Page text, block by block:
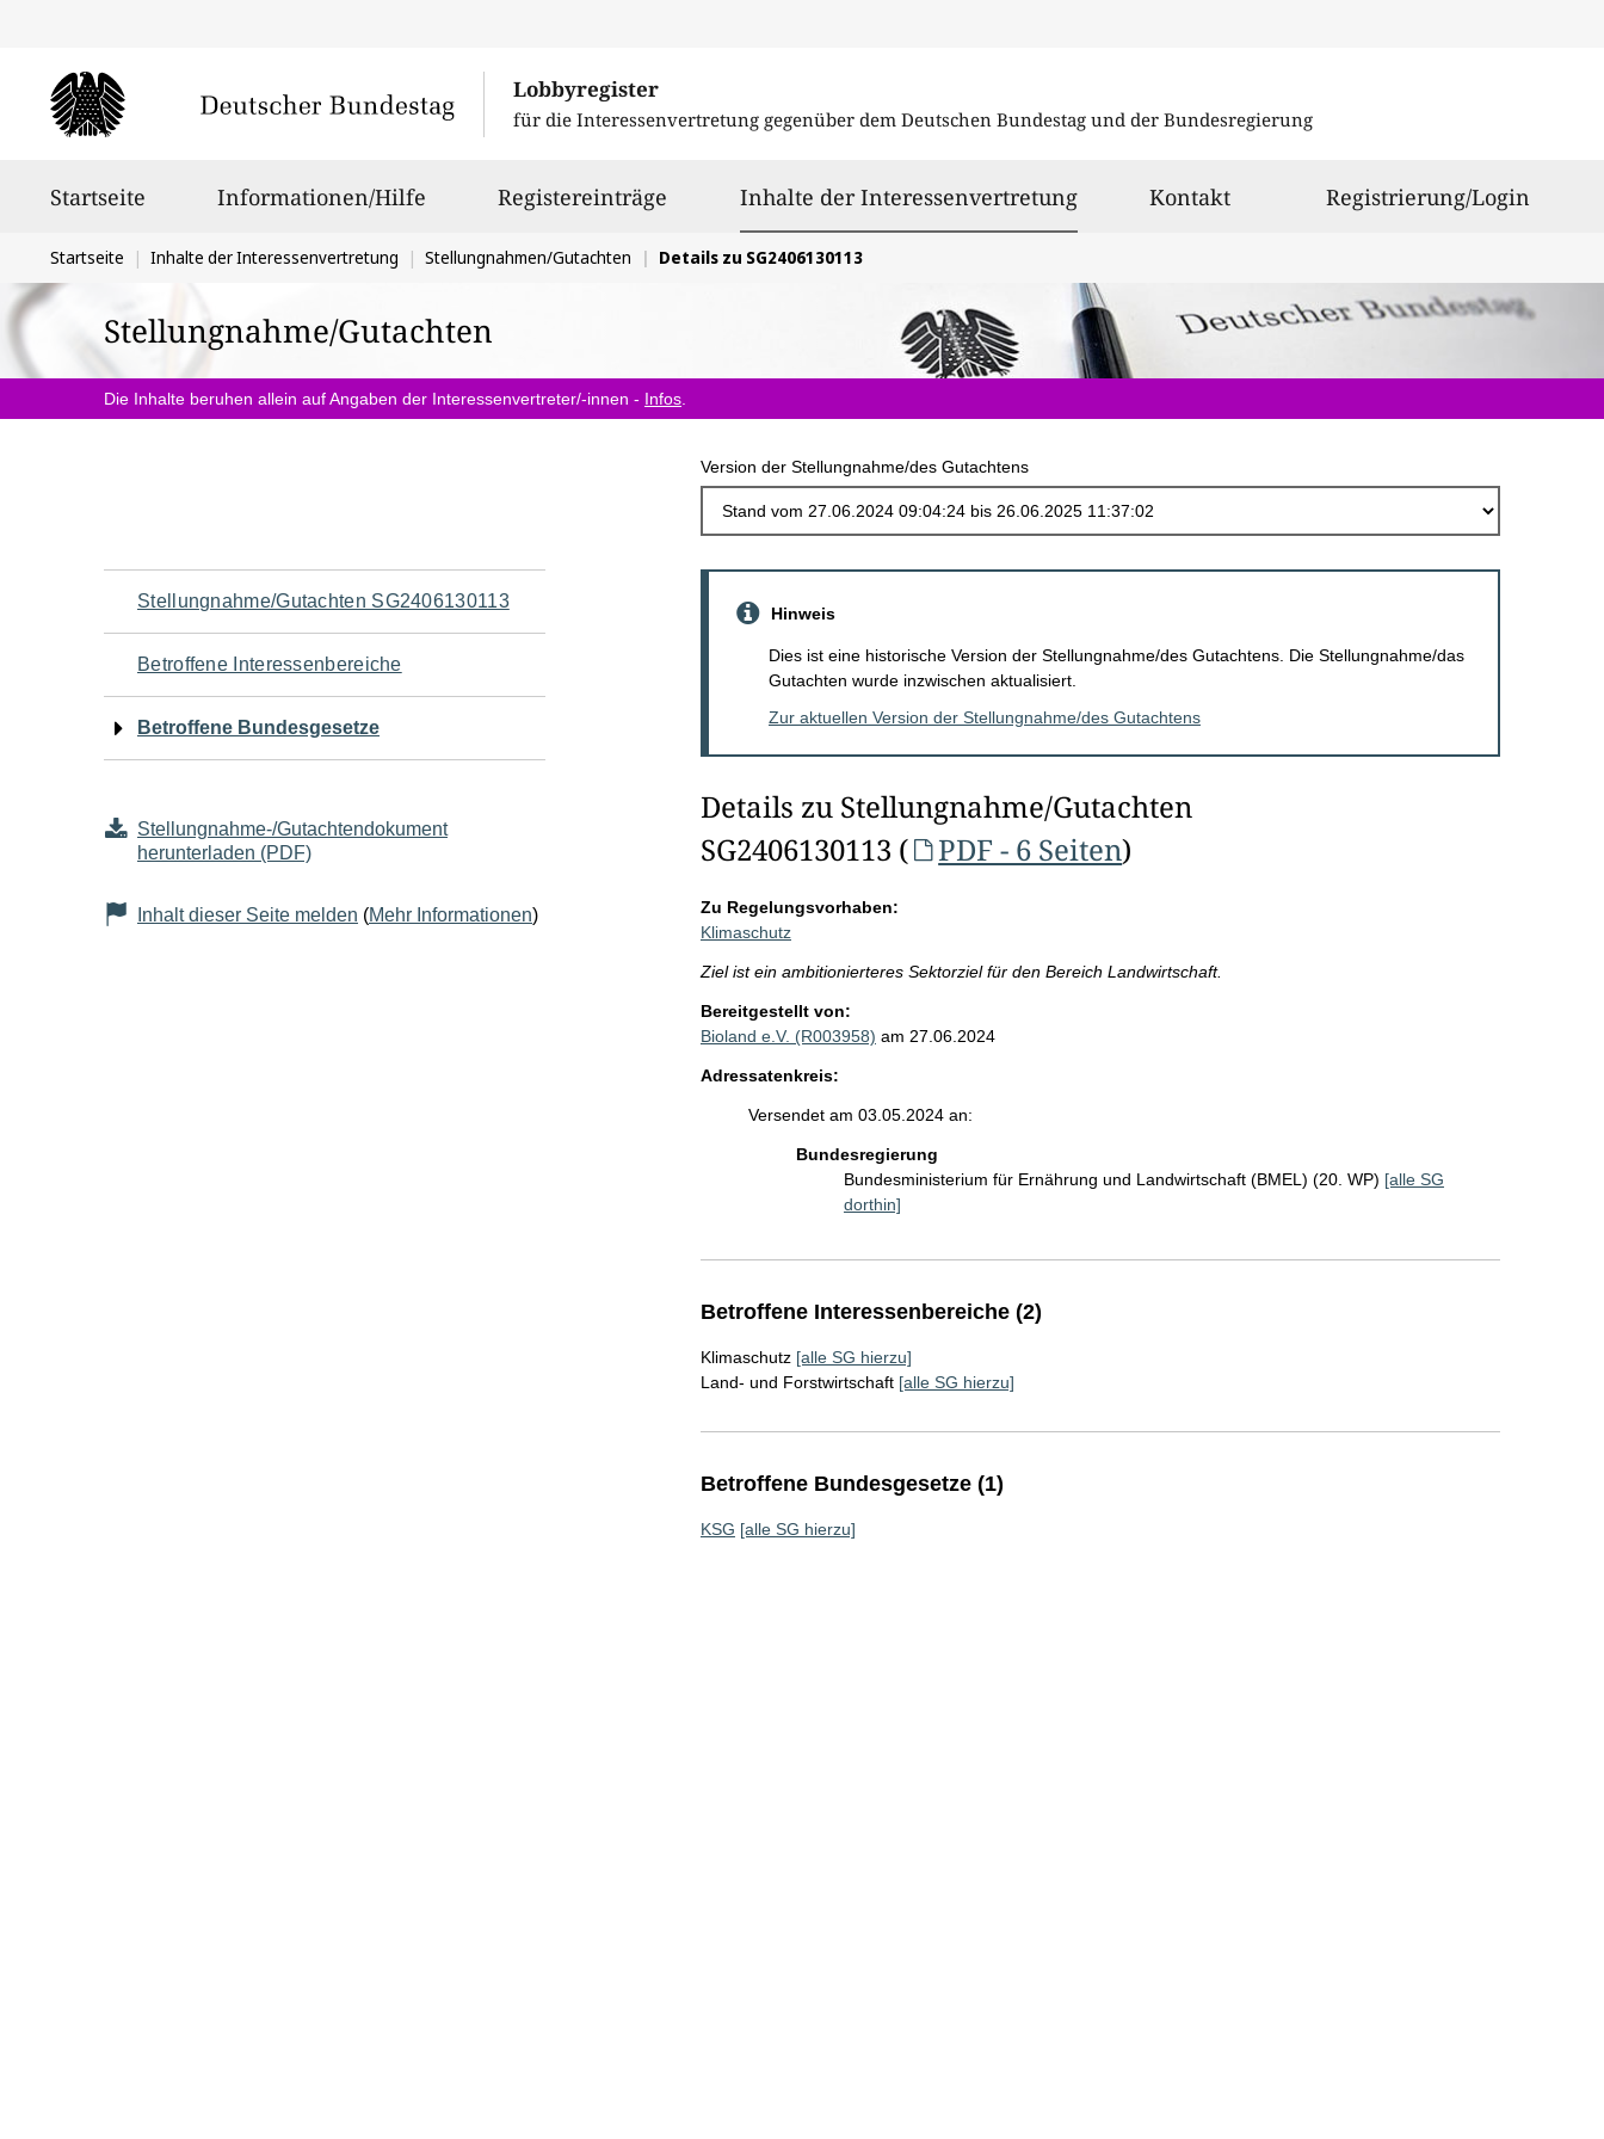
Lobbyregister
für die Interessenvertretung gegenüber dem Deutschen Bundestag und der Bundesregierung
Startseite Informationen/Hilfe Registereinträge Inhalte der Interessenvertretungausgewählt
Kontakt Registrierung/Login
Sie
befinden
sich
hier:
Startseite Inhalte der Interessenvertretung Stellungnahmen/Gutachten Details zu SG2406130113
Stellungnahme/Gutachten
Die Inhalte beruhen allein auf Angaben der Interessenvertreter/-innen - Infos
Version der Stellungnahme/des Gutachtens
Navigation
für
den
Seiteninhalt
Stellungnahme/Gutachten SG2406130113
Betroffene Interessenbereiche
Betroffene Bundesgesetze
Stellungnahme-/Gutachtendokument
herunterladen (PDF)
Inhalt dieser Seite melden (Mehr Informationen)
Hinweis
Dies ist eine historische Version der Stellungnahme/des Gutachtens. Die Stellungnahme/das
Gutachten wurde inzwischen aktualisiert.
Zur aktuellen Version der Stellungnahme/des Gutachtens
Details zu Stellungnahme/Gutachten
SG2406130113 (
PDF - 6 Seiten)
Zu Regelungsvorhaben:
Klimaschutz
Ziel ist ein ambitionierteres Sektorziel für den Bereich Landwirtschaft.
Bereitgestellt von:
Bioland e.V. (R003958) am 27.06.2024
Adressatenkreis:
Versendet am 03.05.2024 an:
Bundesregierung
Bundesministerium für Ernährung und Landwirtschaft (BMEL) (20. WP) [alle SG
dorthin]
Betroffene Interessenbereiche (2)
Klimaschutz [alle SG hierzu]
Land- und Forstwirtschaft [alle SG hierzu]
Betroffene Bundesgesetze (1)
KSG [alle SG hierzu]